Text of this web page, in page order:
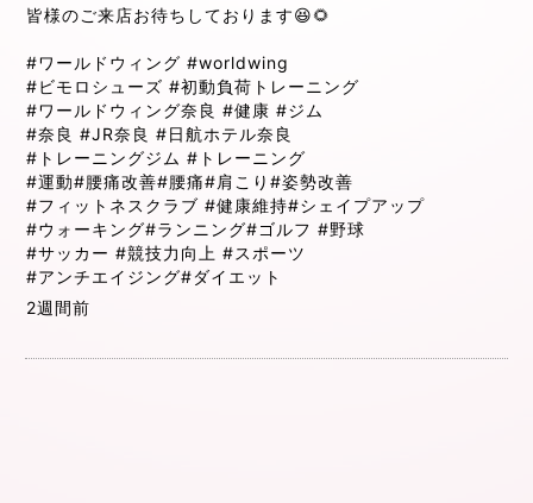
皆様のご来店お待ちしております😆🌻
#ワールドウィング #worldwing
#ビモロシューズ #初動負荷トレーニング
#ワールドウィング奈良 #健康 #ジム
#奈良 #JR奈良 #日航ホテル奈良
#トレーニングジム #トレーニング
#運動#腰痛改善#腰痛#肩こり #姿勢改善
#フィットネスクラブ #健康維持#シェイプアップ
#ウォーキング#ランニング#ゴルフ #野球
#サッカー #競技力向上 #スポーツ
#アンチエイジング#ダイエット
2週間前